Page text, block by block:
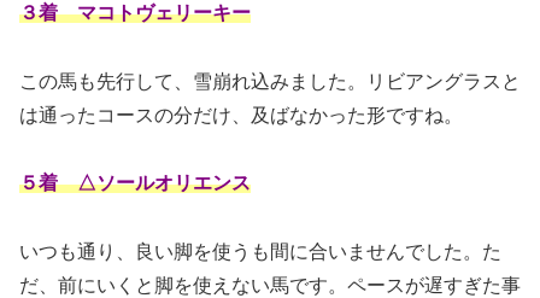
３着 マコトヴェリーキー
この馬も先行して、雪崩れ込みました。リビアングラスと
は通ったコースの分だけ、及ばなかった形ですね。
５着 △ソールオリエンス
いつも通り、良い脚を使うも間に合いませんでした。た
だ、前にいくと脚を使えない馬です。ペースが遅すぎた事